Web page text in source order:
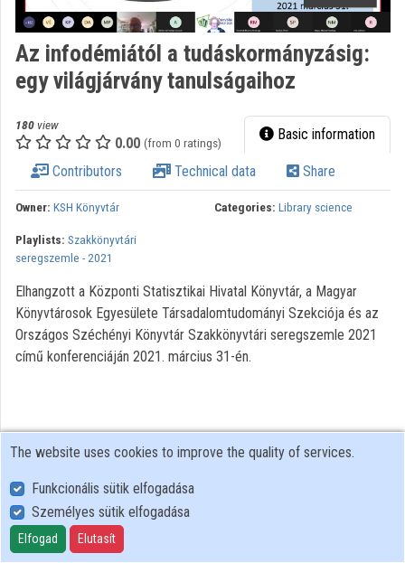
Organization discovery
Categories
Organizations
Contributors
Az infodémiától a tudáskormányzásig:
egy világjárvány tanulságaihoz
180 view
0.00 (from 0 ratings) Basic information
Contributors Technical data Share
Owner: KSH Könyvtár Categories: Library science
Playlists: Szakkönyvtári
seregszemle - 2021
Elhangzott a Központi Statisztikai Hivatal Könyvtár, a Magyar
Könyvtárosok Egyesülete Társadalomtudományi Szekciója és az
Országos Széchényi Könyvtár Szakkönyvtári seregszemle 2021
című konferenciáján 2021. március 31-én.
User Policy
Adatkezelési tájékoztató (en)
Cookie Policy
The website uses cookies to improve the quality of services.
Funkcionális sütik elfogadása
Személyes sütik elfogadása
Elfogad Elutasít